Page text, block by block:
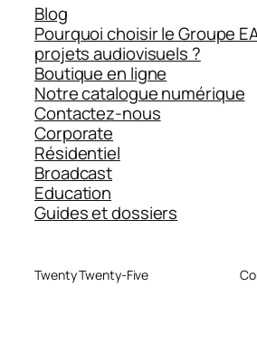
Blog
Pourquoi choisir le Groupe
projets audiovisuels ?
Boutique en ligne
Notre catalogue numérique
Contactez-nous
Corporate
Résidentiel
Broadcast
Education
Guides et dossiers
Twenty Twenty-Five